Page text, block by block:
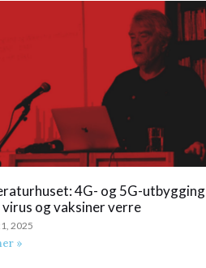
4G- og 5G-utbygging
og vaksiner verre
2025
»